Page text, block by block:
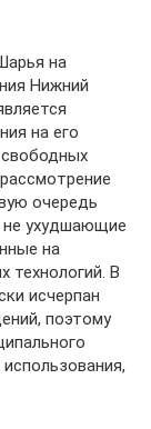
на
Нижний
на его
очередь
не ухудшающие
на
технологий. В
исчерпан
поэтому